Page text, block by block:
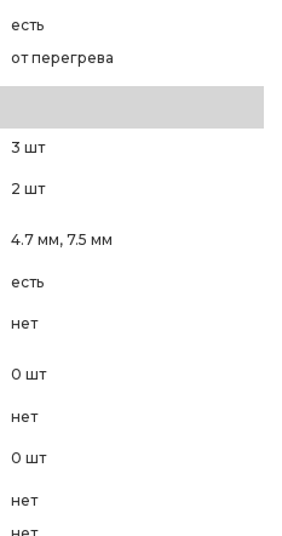
есть
от перегрева
3 шт
2 шт
4.7 мм, 7.5 мм
есть
нет
0 шт
нет
0 шт
нет